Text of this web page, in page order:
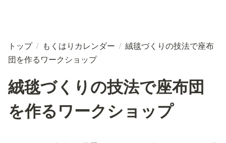
トップ / もくはりカレンダー / 絨毯づくりの技法で座布
団を作るワークショップ
絨毯づくりの技法で座布団
を作るワークショップ